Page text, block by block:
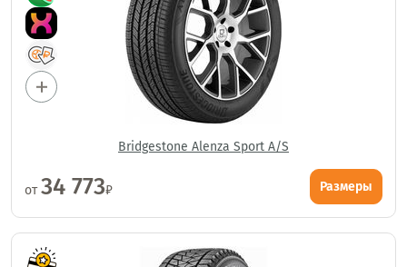
Bridgestone Alenza Sport A/S
от34 773₽ Размеры